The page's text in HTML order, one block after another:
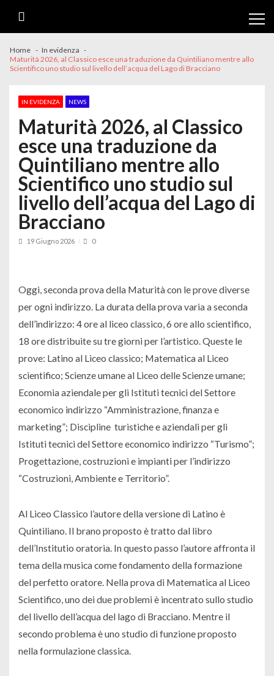
Home
In evidenza
Maturità 2026, al Classico esce una traduzione da Quintiliano mentre allo
Scientifico uno studio sul livello dell’acqua del Lago di Bracciano
IN EVIDENZA NEWS
Maturità 2026, al Classico
esce una traduzione da
Quintiliano mentre allo
Scientifico uno studio sul
livello dell’acqua del Lago di
Bracciano
19 Giugno 2026 0
Oggi, seconda prova della Maturità con le prove diverse
per ogni indirizzo. La durata della prova varia a seconda
dell’indirizzo: 4 ore al liceo classico, 6 ore allo scientifico,
18 ore distribuite su tre giorni per l’artistico. Queste le
prove: Latino al Liceo classico; Matematica al Liceo
scientifico; Scienze umane al Liceo delle Scienze umane;
Economia aziendale per gli Istituti tecnici del Settore
economico indirizzo “Amministrazione, finanza e
marketing”; Discipline turistiche e aziendali per gli
Istituti tecnici del Settore economico indirizzo “Turismo”;
Progettazione, costruzioni e impianti per l’indirizzo
“Costruzioni, Ambiente e Territorio”.
Al Liceo Classico l’autore della versione di Latino è
Quintiliano. Il brano proposto è tratto dal libro
dell’Institutio oratoria. In questo passo l’autore affronta il
tema della musica come fondamento della formazione
del perfetto oratore. Nella prova di Matematica al Liceo
Scientifico, uno dei due problemi è incentrato sullo studio
del livello dell’acqua del lago di Bracciano. Mentre il
secondo problema è uno studio di funzione proposto
nella formulazione classica.